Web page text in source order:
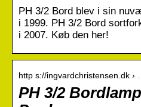
PH 3/2 Bord blev i sin
i 1999. PH 3/2 Bord
i 2007. Køb den her!
http s://ingvardchristensen.dk ›
PH 3/2